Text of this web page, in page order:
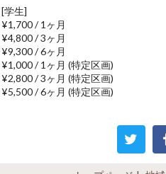
[学生]
¥1,700 / 1ヶ月
¥4,800 / 3ヶ月
¥9,300 / 6ヶ月
¥1,000 / 1ヶ月 (特定区画)
¥2,800 / 3ヶ月 (特定区画)
¥5,500 / 6ヶ月 (特定区画)